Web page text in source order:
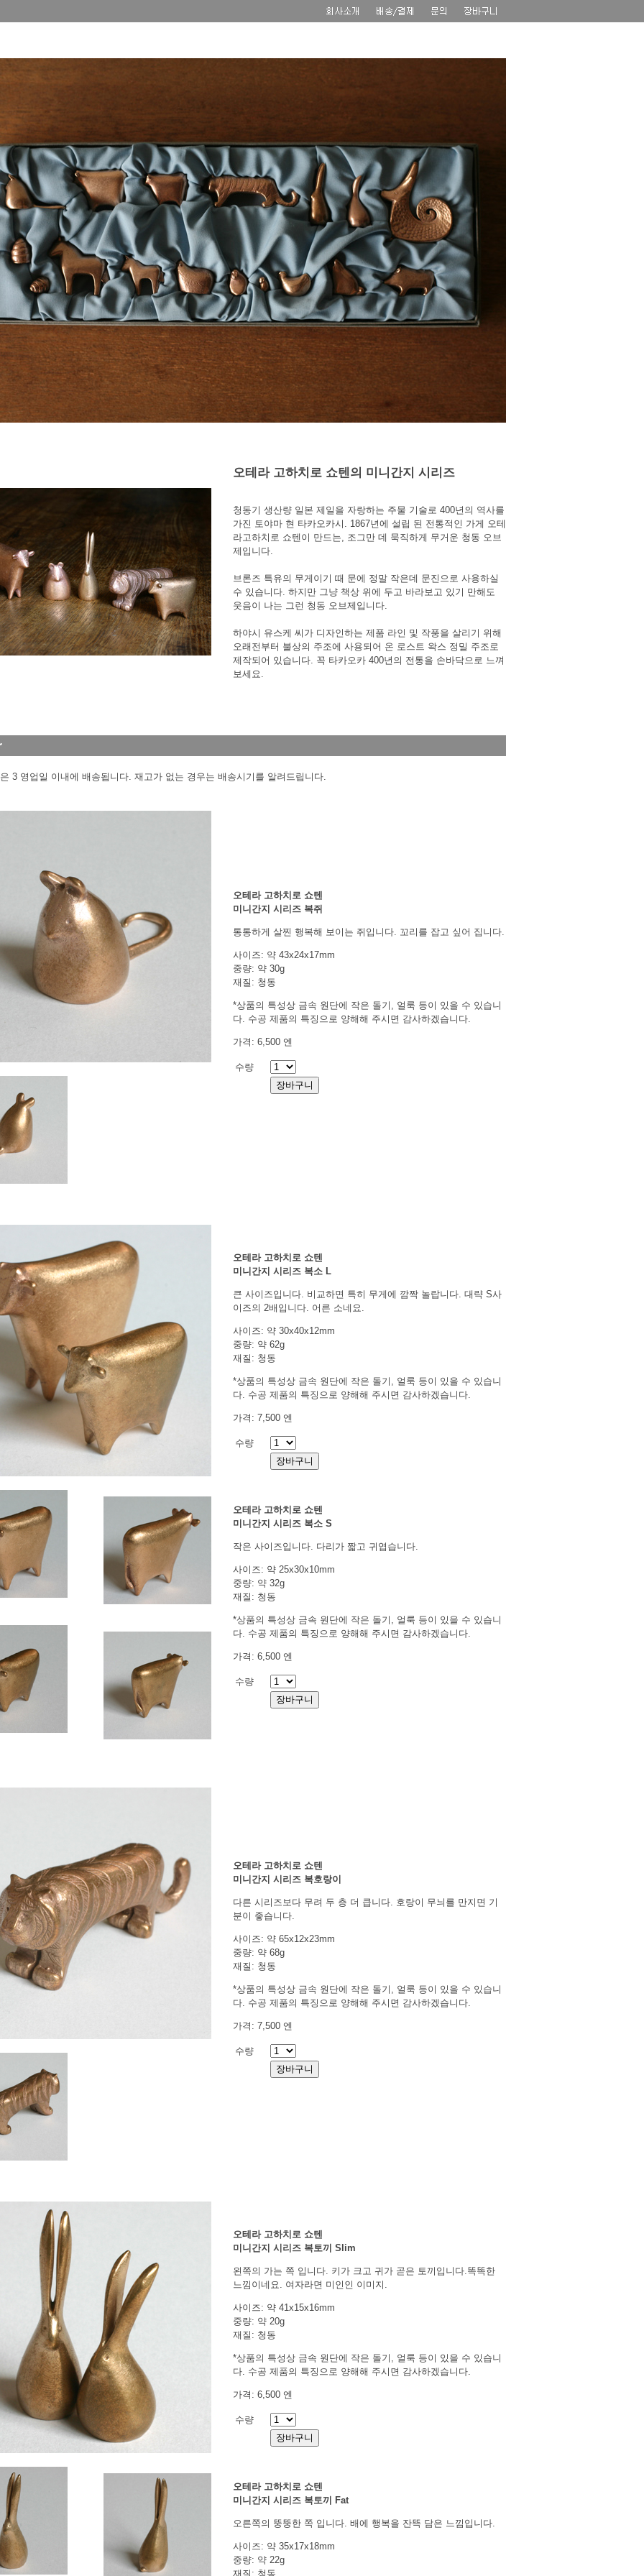
오테라 고하치로 쇼텐의 미니간지 시리즈
청동기 생산량 일본 제일을 자랑하는 주물 기술로 400년의 역사를
가진 토야마 현 타카오카시. 1867년에 설립 된 전통적인 가게 오테
라고하치로 쇼텐이 만드는, 조그만 데 묵직하게 무거운 청동 오브
제입니다.
브론즈 특유의 무게이기 때 문에 정말 작은데 문진으로 사용하실
수 있습니다. 하지만 그냥 책상 위에 두고 바라보고 있기 만해도
웃음이 나는 그런 청동 오브제입니다.
하야시 유스케 씨가 디자인하는 제품 라인 및 작풍을 살리기 위해
오래전부터 불상의 주조에 사용되어 온 로스트 왁스 정밀 주조로
제작되어 있습니다. 꼭 타카오카 400년의 전통을 손바닥으로 느껴
보세요.
3 영업일 이내에 배송됩니다. 재고가 없는 경우는 배송시기를 알려드립니다.
오테라 고하치로 쇼텐
미니간지 시리즈 복쥐
통통하게 살찐 행복해 보이는 쥐입니다. 꼬리를 잡고 싶어 집니다.
사이즈: 약 43x24x17mm
중량: 약 30g
재질: 청동
*상품의 특성상 금속 원단에 작은 돌기, 얼룩 등이 있을 수 있습니
다. 수공 제품의 특징으로 양해해 주시면 감사하겠습니다.
가격: 6,500 엔
수량
오테라 고하치로 쇼텐
미니간지 시리즈 복소 L
큰 사이즈입니다. 비교하면 특히 무게에 깜짝 놀랍니다. 대략 S사
이즈의 2배입니다. 어른 소네요.
사이즈: 약 30x40x12mm
중량: 약 62g
재질: 청동
*상품의 특성상 금속 원단에 작은 돌기, 얼룩 등이 있을 수 있습니
다. 수공 제품의 특징으로 양해해 주시면 감사하겠습니다.
가격: 7,500 엔
수량
오테라 고하치로 쇼텐
미니간지 시리즈 복소 S
작은 사이즈입니다. 다리가 짧고 귀엽습니다.
사이즈: 약 25x30x10mm
중량: 약 32g
재질: 청동
*상품의 특성상 금속 원단에 작은 돌기, 얼룩 등이 있을 수 있습니
다. 수공 제품의 특징으로 양해해 주시면 감사하겠습니다.
가격: 6,500 엔
수량
오테라 고하치로 쇼텐
미니간지 시리즈 복호랑이
다른 시리즈보다 무려 두 층 더 큽니다. 호랑이 무늬를 만지면 기
분이 좋습니다.
사이즈: 약 65x12x23mm
중량: 약 68g
재질: 청동
*상품의 특성상 금속 원단에 작은 돌기, 얼룩 등이 있을 수 있습니
다. 수공 제품의 특징으로 양해해 주시면 감사하겠습니다.
가격: 7,500 엔
수량
오테라 고하치로 쇼텐
미니간지 시리즈 복토끼 Slim
왼쪽의 가는 쪽 입니다. 키가 크고 귀가 곧은 토끼입니다.똑똑한
느낌이네요. 여자라면 미인인 이미지.
사이즈: 약 41x15x16mm
중량: 약 20g
재질: 청동
*상품의 특성상 금속 원단에 작은 돌기, 얼룩 등이 있을 수 있습니
다. 수공 제품의 특징으로 양해해 주시면 감사하겠습니다.
가격: 6,500 엔
수량
오테라 고하치로 쇼텐
미니간지 시리즈 복토끼 Fat
오른쪽의 뚱뚱한 쪽 입니다. 배에 행복을 잔뜩 담은 느낌입니다.
사이즈: 약 35x17x18mm
중량: 약 22g
재질: 청동